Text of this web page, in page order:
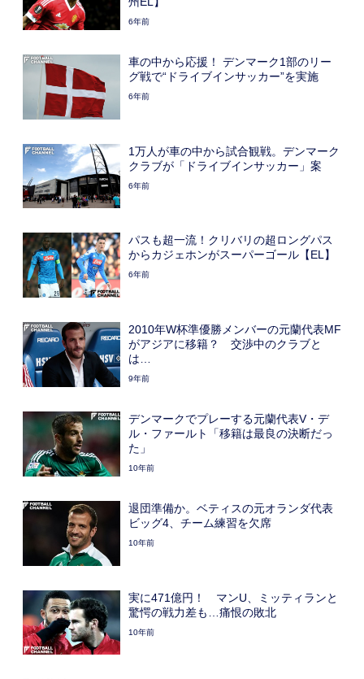
6年前
車の中から応援！ デンマーク1部のリー
グ戦で“ドライブインサッカー”を実施
6年前
1万人が車の中から試合観戦。デンマーク
クラブが「ドライブインサッカー」案
6年前
パスも超一流！クリバリの超ロングパス
からカジェホンがスーパーゴール【EL】
6年前
2010年W杯準優勝メンバーの元蘭代表MF
がアジアに移籍？ 交渉中のクラブと
は…
9年前
デンマークでプレーする元蘭代表V・デ
ル・ファールト「移籍は最良の決断だっ
た」
10年前
退団準備か。ベティスの元オランダ代表
ビッグ4、チーム練習を欠席
10年前
実に471億円！ マンU、ミッティランと
驚愕の戦力差も…痛恨の敗北
10年前